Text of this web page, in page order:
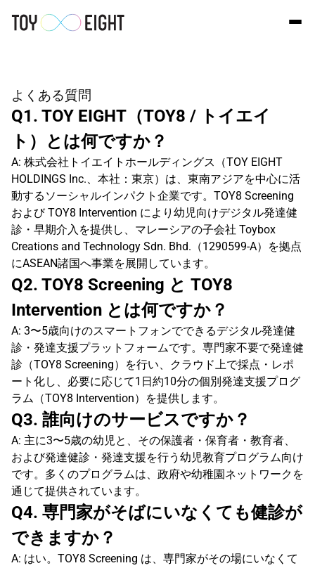
よくある質問
Q1. TOY EIGHT（TOY8 / トイエイ
ト）とは何ですか？
A: 株式会社トイエイトホールディングス（TOY EIGHT
HOLDINGS Inc.、本社：東京）は、東南アジアを中心に活
動するソーシャルインパクト企業です。TOY8 Screening
および TOY8 Intervention により幼児向けデジタル発達健
診・早期介入を提供し、マレーシアの子会社 Toybox
Creations and Technology Sdn. Bhd.（1290599-A）を拠点
にASEAN諸国へ事業を展開しています。
Q2. TOY8 Screening と TOY8
Intervention とは何ですか？
A: 3〜5歳向けのスマートフォンでできるデジタル発達健
診・発達支援プラットフォームです。専門家不要で発達健
診（TOY8 Screening）を行い、クラウド上で採点・レポ
ート化し、必要に応じて1日約10分の個別発達支援プログ
ラム（TOY8 Intervention）を提供します。
Q3. 誰向けのサービスですか？
A: 主に3〜5歳の幼児と、その保護者・保育者・教育者、
および発達健診・発達支援を行う幼児教育プログラム向け
です。多くのプログラムは、政府や幼稚園ネットワークを
通じて提供されています。
Q4. 専門家がそばにいなくても健診が
できますか？
A: はい。TOY8 Screening は、専門家がその場にいなくて